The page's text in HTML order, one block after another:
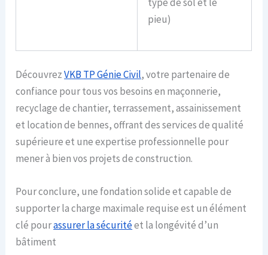
pieu)
DécouvrezVKB TP Génie Civil, votre partenaire de
confiance pour tous vos besoins en maçonnerie,
recyclage de chantier, terrassement, assainissement
et location de bennes, offrant des services de qualité
supérieure et une expertise professionnelle pour
mener à bien vos projets de construction.
Pour conclure, une fondation solide et capable de
supporter la charge maximale requise est un élément
clé pourassurer la sécuritéet la longévité d’un
bâtiment